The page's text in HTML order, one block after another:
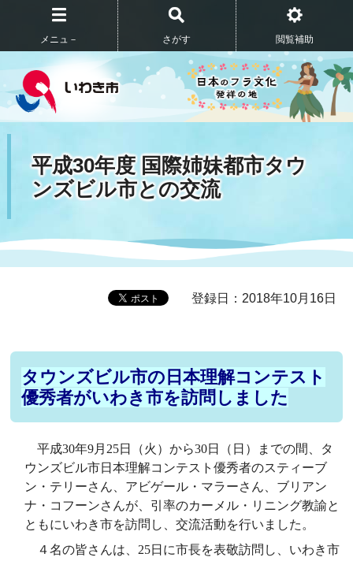
メニュ－ さがす 閲覧補助
平成30年度 国際姉妹都市タウ
ンズビル市との交流
登録日：2018年10月16日
タウンズビル市の日本理解コンテスト
優秀者がいわき市を訪問しました
平成30年9月25日（火）から30日（日）までの間、タ
ウンズビル市日本理解コンテスト優秀者のスティーブ
ン・テリーさん、アビゲール・マラーさん、ブリアン
ナ・コフーンさんが、引率のカーメル・リニング教諭と
ともにいわき市を訪問し、交流活動を行いました。
４名の皆さんは、25日に市長を表敬訪問し、いわき市